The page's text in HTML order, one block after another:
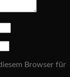
Browser für